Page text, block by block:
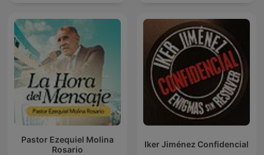
Pastor Ezequiel Molina
Rosario
Iker Jiménez Confidencial